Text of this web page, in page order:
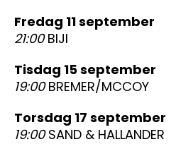
fredag 11 september
21:00BIJI
tisdag 15 september
19:00BREMER/MCCOY
torsdag 17 september
19:00SAND & HALLANDER